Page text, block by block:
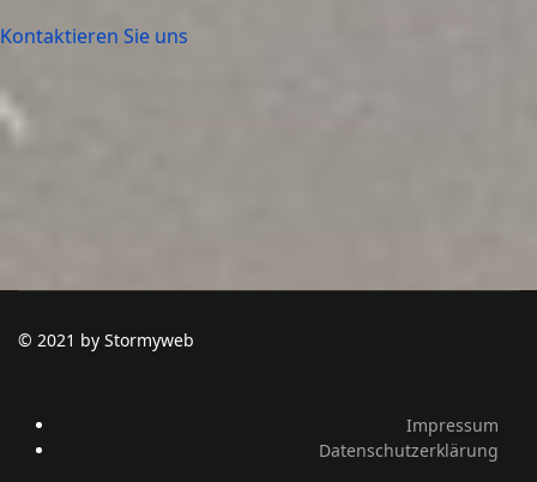
Kontaktieren Sie uns
© 2021 by Stormyweb
Impressum
Datenschutzerklärung